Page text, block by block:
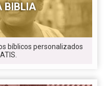
BIBLIA
bíblicos personalizados